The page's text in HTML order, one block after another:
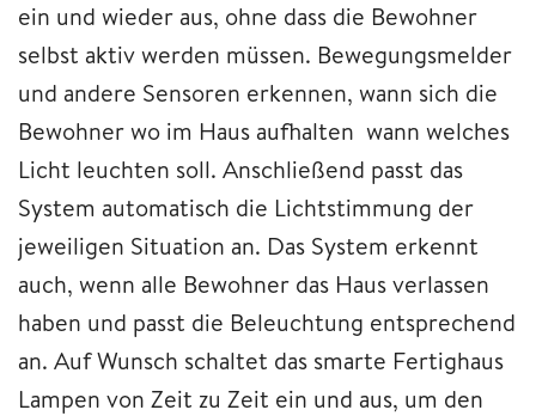
ein und wieder aus, ohne dass die Bewohner
selbst aktiv werden müssen. Bewegungsmelder
und andere Sensoren erkennen, wann sich die
Bewohner wo im Haus aufhalten wann welches
Licht leuchten soll. Anschließend passt das
System automatisch die Lichtstimmung der
jeweiligen Situation an. Das System erkennt
auch, wenn alle Bewohner das Haus verlassen
haben und passt die Beleuchtung entsprechend
an. Auf Wunsch schaltet das smarte Fertighaus
Lampen von Zeit zu Zeit ein und aus, um den